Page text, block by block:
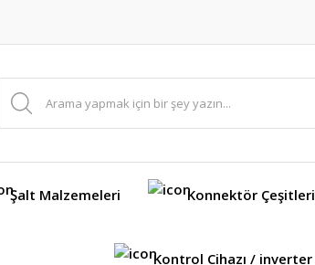
Şalt Malzemeleri Konnektör Çeşitleri
Kontrol Cihazı / inverter